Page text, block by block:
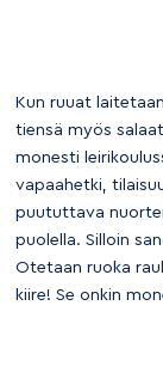
Kun ruuat
tiensä myös
monesti
vapaahetki,
puututtava
puolella. Silloin
Otetaan ruoka
kiire! Se onkin